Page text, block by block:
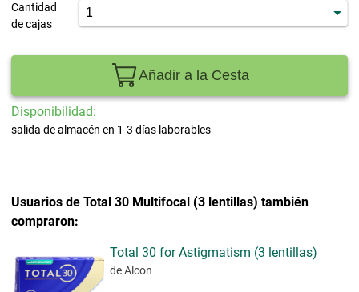
Cantidad
de cajas
Añadir a la Cesta
Disponibilidad:
salida de almacén en 1-3 días laborables
Usuarios de Total 30 Multifocal (3 lentillas) también
compraron:
Total 30 for Astigmatism (3 lentillas)
de Alcon